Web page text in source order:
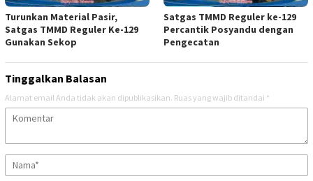
Turunkan Material Pasir,
Satgas TMMD Reguler Ke-129
Gunakan Sekop
Satgas TMMD Reguler ke-129
Percantik Posyandu dengan
Pengecatan
Tinggalkan Balasan
Alamat email Anda tidak akan dipublikasikan. Ruas yang wajib ditandai *